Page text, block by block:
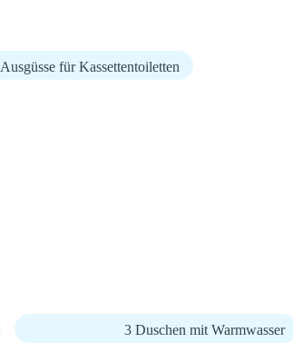
Ausgüsse für Kassettentoiletten
3 Duschen mit Warmwasser